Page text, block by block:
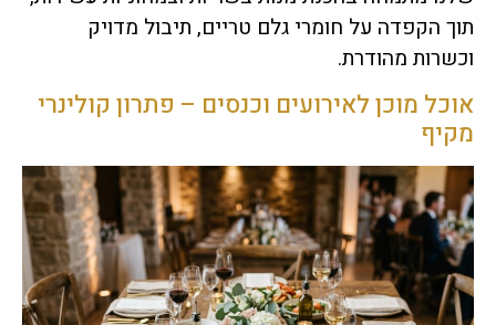
תוך הקפדה על חומרי גלם טריים, תיבול מדויק
וכשרות מהודרת.
אוכל מוכן לאירועים וכנסים – פתרון קולינרי
מקיף